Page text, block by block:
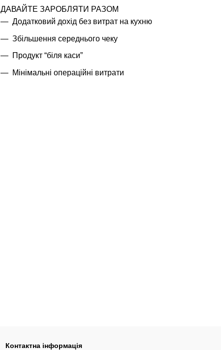
ДАВАЙТЕ ЗАРОБЛЯТИ РАЗОМ
Додатковий дохід без витрат на кухню
Збільшення середнього чеку
Продукт “біля каси”
Мінімальні операційні витрати
Контактна інформація